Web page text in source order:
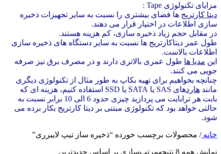
مزایای تکنولوژی Tape :
دیتا کارتریج ها فضای بیشتری را نسبت به سایر تجهیزات ذخیره
سازی اطلاعات در اختیار قرار می دهند.
در مقابل حجم زیاد ذخیره سازی، کم هزینه هستند.
طول عمر دیتاکارتریج ها نسبت به سایر دستگاه های ذخیره سازی
اطلاعات بالاست.
این مدیا ها طول عمری بالاتری دارند و در مصرف برق نیز صرفه
جویی می کنند.
چنانچه بخواهیم برای تهیه بکاپ به طور مثال از تکنولوژی دیگری
مانند هارد
های SAS یا SATA یا SSD استفاده کنیم، هزینه ای که
بابت هر ترابایت می پردازید چیزی حدود 6 الی 10 برابر نسبت به
حالتی خواهد بود که تکنولوژی مبتنی بر دیتا کارتریج بکار برده می
شود.
خانه/ محصولات برچسب خورده “ذخیره ساز تیپ لایبرری”
نمایش همه 8 نتیجه مرتب‌سازی بر اساس جدیدترین